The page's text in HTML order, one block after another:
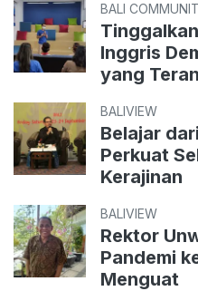
BALI
Inggris
yang
BALIVIEW
Belajar
Perkuat
Kerajinan
BALIVIEW
Rektor
Pandemi
Menguat